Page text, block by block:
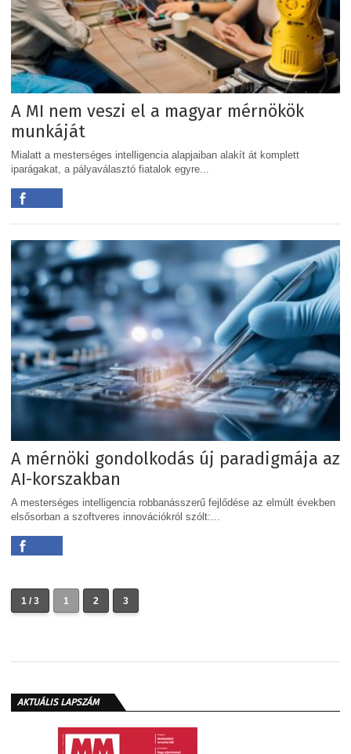
A MI nem veszi el a magyar mérnökök
munkáját
Mialatt a mesterséges intelligencia alapjaiban alakít át komplett
iparágakat, a pályaválasztó fiatalok egyre...
A mérnöki gondolkodás új paradigmája az
AI-korszakban
A mesterséges intelligencia robbanásszerű fejlődése az elmúlt években
elsősorban a szoftveres innovációkról szólt:...
1 / 3 1 2 3
AKTUÁLIS LAPSZÁM